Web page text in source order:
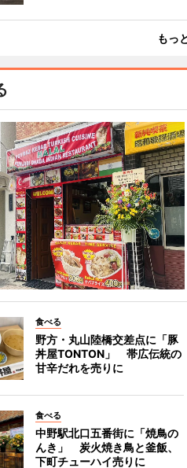
もっ
食べる
野方・丸山陸橋交差点に「豚
丼屋TONTON」 帯広伝統の
甘辛だれを売りに
食べる
中野駅北口五番街に「焼鳥の
んき」 炭火焼き鳥と釜飯、
下町チューハイ売りに